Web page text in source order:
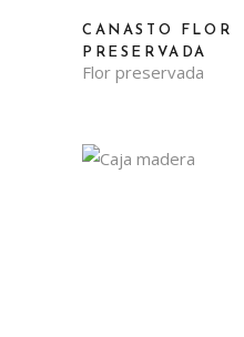
CANASTO FLOR
PRESERVADA
Flor preservada